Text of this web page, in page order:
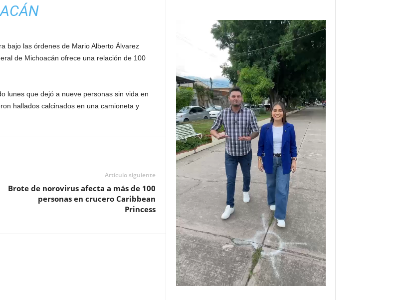
bajo las órdenes de Mario Alberto Álvarez
de Michoacán ofrece una relación de 100
lunes que dejó a nueve personas sin vida en
hallados calcinados en una camioneta y
Artículo siguiente
Brote de norovirus afecta a más de 100
personas en crucero Caribbean
Princess